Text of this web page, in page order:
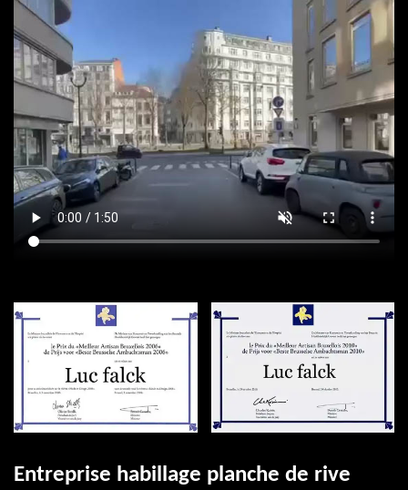
Entreprise habillage planche de rive